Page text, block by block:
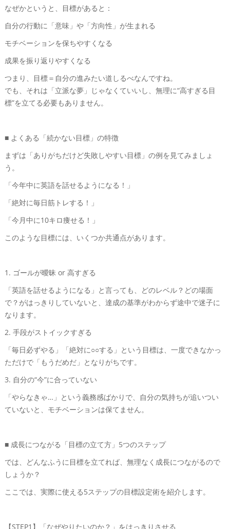
なぜかというと、目標があると：
自分の行動に「意味」や「方向性」が生まれる
モチベーションを保ちやすくなる
成果を振り返りやすくなる
つまり、目標＝自分の進みたい道しるべなんですね。
でも、それは「立派な夢」じゃなくていいし、無理に“高すぎる目
標”を立てる必要もありません。
■ よくある「続かない目標」の特徴
まずは「ありがちだけど失敗しやすい目標」の例を見てみましょ
う。
「今年中に英語を話せるようになる！」
「絶対に毎日筋トレする！」
「今月中に10キロ痩せる！」
このような目標には、いくつか共通点があります。
1. ゴールが曖昧 or 高すぎる
「英語を話せるようになる」と言っても、どのレベル？どの場面
で？がはっきりしていないと、達成の基準がわからず途中で迷子に
なります。
2. 手段がストイックすぎる
「毎日必ずやる」「絶対に○○する」という目標は、一度できなかっ
ただけで「もうだめだ」となりがちです。
3. 自分の“今”に合っていない
「やらなきゃ…」という義務感ばかりで、自分の気持ちが追いつい
ていないと、モチベーションは保てません。
■ 成長につながる「目標の立て方」5つのステップ
では、どんなふうに目標を立てれば、無理なく成長につながるので
しょうか？
ここでは、実際に使える5ステップの目標設定術を紹介します。
【STEP1】「なぜやりたいのか？」をはっきりさせる